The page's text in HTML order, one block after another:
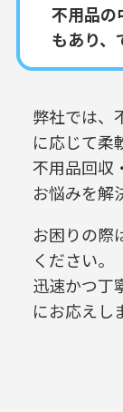
不用品の
もあり、
弊社では、
に応じて柔
不用品回収
お悩みを解
お困りの際
ください。
迅速かつ丁
にお応えし